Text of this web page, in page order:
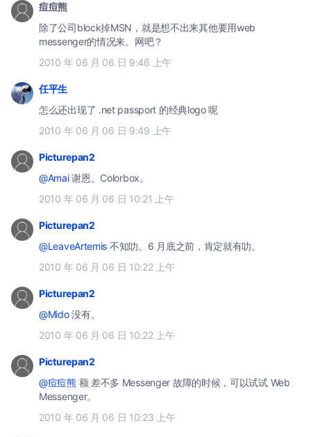
痘痘熊
除了公司block掉MSN，就是想不出来其他要用web
messenger的情况来。网吧？
2010 年 06 月 06 日 9:46 上午
任平生
怎么还出现了 .net passport 的经典logo 呢
2010 年 06 月 06 日 9:49 上午
Picturepan2
@Amai谢恩。Colorbox。
2010 年 06 月 06 日 10:21 上午
Picturepan2
@LeaveArtemis 不知叻。6 月底之前，肯定就有叻。
2010 年 06 月 06 日 10:22 上午
Picturepan2
@Mido没有。
2010 年 06 月 06 日 10:22 上午
Picturepan2
@痘痘熊 额 差不多 Messenger 故障的时候，可以试试 Web
Messenger。
2010 年 06 月 06 日 10:23 上午